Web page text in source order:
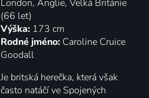
London, Anglie, Velká Británie
(66 let)
Výška: 173 cm
Rodné jméno: Caroline Cruice
Goodall
Je britská herečka, která však
často natáčí ve Spojených